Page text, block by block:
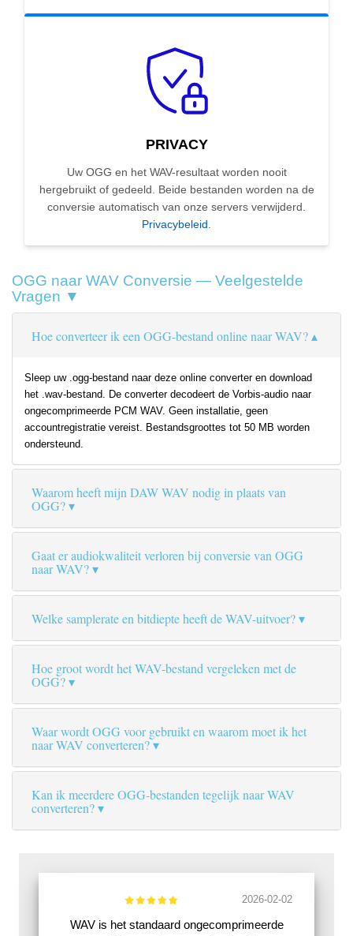
PRIVACY
Uw OGG en het WAV-resultaat worden nooit
hergebruikt of gedeeld. Beide bestanden worden na de
conversie automatisch van onze servers verwijderd.
Privacybeleid.
OGG naar WAV Conversie — Veelgestelde
Vragen ▼
Hoe converteer ik een OGG-bestand online naar WAV?
Sleep uw .ogg-bestand naar deze online converter en download
het .wav-bestand. De converter decodeert de Vorbis-audio naar
ongecomprimeerde PCM WAV. Geen installatie, geen
accountregistratie vereist. Bestandsgroottes tot 50 MB worden
ondersteund.
Waarom heeft mijn DAW WAV nodig in plaats van
OGG?
Gaat er audiokwaliteit verloren bij conversie van OGG
naar WAV?
Welke samplerate en bitdiepte heeft de WAV-uitvoer?
Hoe groot wordt het WAV-bestand vergeleken met de
OGG?
Waar wordt OGG voor gebruikt en waarom moet ik het
naar WAV converteren?
Kan ik meerdere OGG-bestanden tegelijk naar WAV
converteren?
2026-02-02
WAV is het standaard ongecomprimeerde